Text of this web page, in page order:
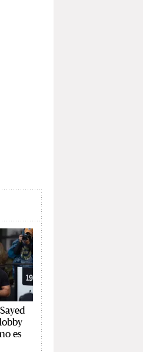
es